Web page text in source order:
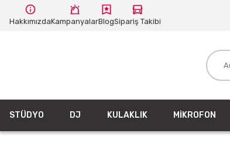
HakkımızdaKampanyalarBlogSipariş Takibi
STÜDYO DJ KULAKLIK MİKROFON